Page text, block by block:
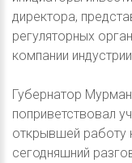
директора,
регуляторных
компании
Губернатор
поприветствовал
открывшей работу
сегодняшний